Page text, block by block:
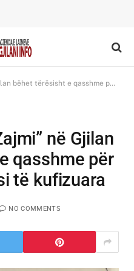
e qasshme për fëmijët me aftësi të kufizuara
në Gjilan
qasshme për
të kufizuara
NO COMMENTS